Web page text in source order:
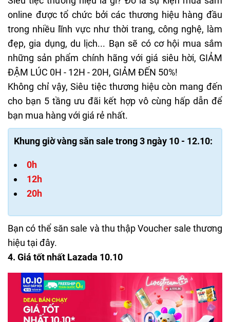
online được tổ chức bởi các thương hiệu hàng đầu
trong nhiều lĩnh vực như thời trang, công nghệ, làm
đẹp, gia dụng, du lịch... Bạn sẽ có cơ hội mua sắm
những sản phẩm chính hãng với giá siêu hời, GIẢM
ĐẬM LÚC 0H - 12H - 20H, GIẢM ĐẾN 50%!
Không chỉ vậy, Siêu tiệc thương hiệu còn mang đến
cho bạn 5 tầng ưu đãi kết hợp vô cùng hấp dẫn để
bạn mua hàng với giá rẻ nhất.
Khung giờ vàng săn sale trong 3 ngày 10 - 12.10:
0h
12h
20h
Bạn có thể săn sale và thu thập Voucher sale thương
hiệu tại đây.
4. Giá tốt nhất Lazada 10.10